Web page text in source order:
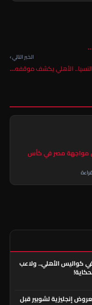
الخبر التالي ›
الأهلي يكشف موقفه…
مواجهة مصر في كأس
كواليس الأهلي.. ولاعب
إنجليزية لشوبير قبل